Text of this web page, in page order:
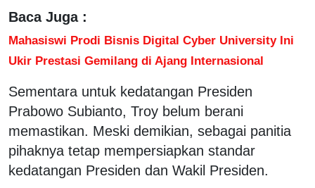
Baca Juga :
Mahasiswi Prodi Bisnis Digital Cyber University Ini
Ukir Prestasi Gemilang di Ajang Internasional
Sementara untuk kedatangan Presiden
Prabowo Subianto, Troy belum berani
memastikan. Meski demikian, sebagai panitia
pihaknya tetap mempersiapkan standar
kedatangan Presiden dan Wakil Presiden.